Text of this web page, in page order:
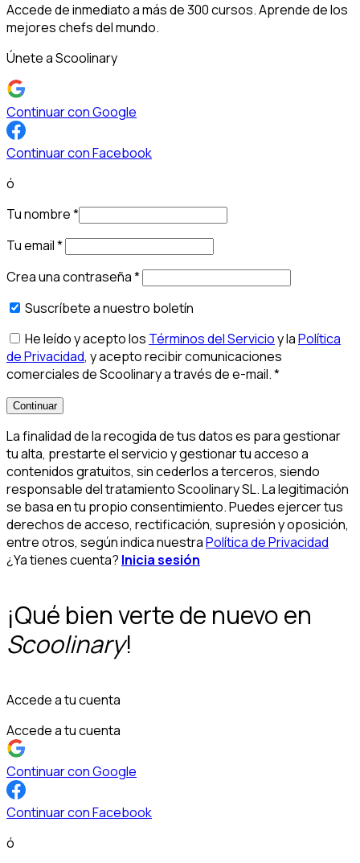
Accede de inmediato a más de 300 cursos. Aprende de los
mejores chefs del mundo.
Únete a Scoolinary
Continuar con Google
Continuar con Facebook
ó
Tu nombre*
Tu email*
Crea una contraseña*
Suscríbete a nuestro boletín
He leído y acepto los Términos del Servicioy laPolítica
de Privacidad, y acepto recibir comunicaciones
comerciales de Scoolinary a través de e-mail.*
Continuar
La finalidad de la recogida de tus datos es para gestionar
tu alta, prestarte el servicio y gestionar tu acceso a
contenidos gratuitos, sin cederlos a terceros, siendo
responsable del tratamiento Scoolinary SL. La legitimación
se basa en tu propio consentimiento. Puedes ejercer tus
derechos de acceso, rectificación, supresión y oposición,
entre otros, según indica nuestraPolítica de Privacidad
¿Ya tienes cuenta? Inicia sesión
¡Qué bien verte de nuevo en
Scoolinary!
Accede a tu cuenta
Accede a tu cuenta
Continuar con Google
Continuar con Facebook
ó